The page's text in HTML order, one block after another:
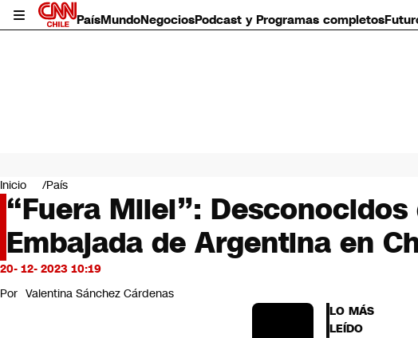
PaísMundoNegociosPodcast y Programas completos
Mundo
Negocios
Deportes
Programas completos
Cultura
Servicios
Bits
CNN Data
Inicio País
“Fuera Milei”:
Embajada de Argentina en
20- 12- 2023 10:19
Por Valentina Sánchez Cárdenas
LO MÁS
LEÍDO